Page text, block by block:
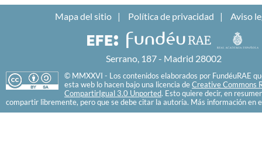
Mapa del sitio Política de privacidad Aviso
Serrano, 187 - Madrid 28002
© MMXXVI - Los contenidos elaborados por FundéuRAE
esta web lo hacen bajo una licencia de Creative Commons
CompartirIgual 3.0 Unported. Esto quiere decir, en
compartir libremente, pero que se debe citar la autoría. Más información en